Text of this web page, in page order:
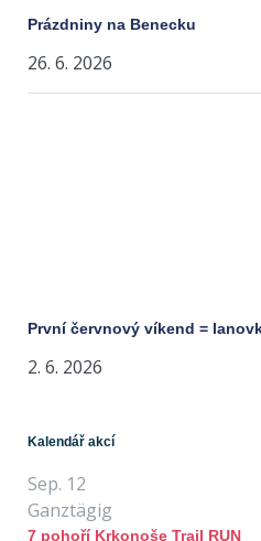
Prázdniny na Benecku
26. 6. 2026
První červnový víkend =
2. 6. 2026
Kalendář akcí
Sep. 12
Ganztägig
7 pohoří Krkonoše Trail RUN